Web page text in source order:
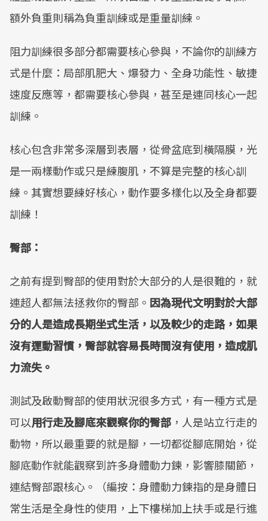
額外負重則稱為負重訓練或是重量訓練。
阻力訓練很多部分都需要核心參與，不論你的訓練方
式是什麼：局部肌肥大、爆發力、全身功能性、敏捷
速度反應等，都需要核心參與，甚至是連同核心一起
訓練。
核心包含非常多深層到表層，從骨盆底到橫隔膜，光
是一兩樣動作或只是練腹肌，不算是完整的核心訓
練。其實想要練好核心，動作要多樣化以及全身都要
訓練！
臀部：
之前有提到臀部的使用對於大部分的人是很難的，就
連超人都無法拯救你的臀部。 因為現代文明對於大部
分的人是造成長期坐式生活，以及較少的走路，如果
沒有運動習慣，臀部就容易長時間沒有使用，造成肌
力流失。
測試及啟動臀部的使用狀況很多方式，有一種方式是
可以用行走及腳底來觀察你的臀部 ，人是站立行走的
動物，所以最重要的就是腳，一切都從腳底開始，從
腳底動作就能觀察到許多身體動力鍊，影響膝關節，
連結臀部跟核心。（編按：身體動力鍊指的是身體日
常生活是全身性的使用，上下樓梯加上扶手或是行進